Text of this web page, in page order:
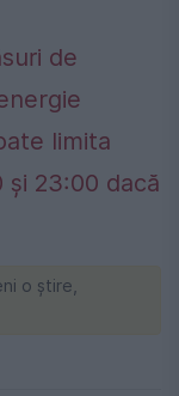
de
limita
23:00 dacă
o ştire,